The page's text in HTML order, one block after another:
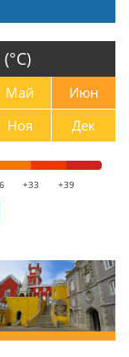
Май
Июн
Ноя Дек
+33 +39